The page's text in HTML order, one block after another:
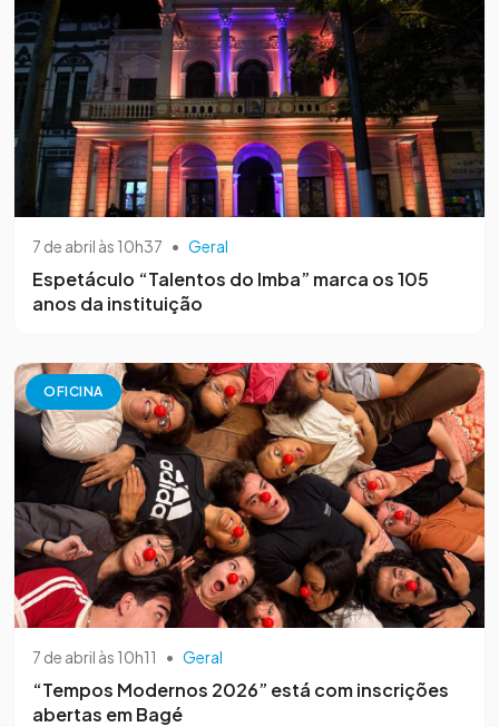
7 de abril às 10h37 • Geral
Espetáculo “Talentos do Imba” marca os 105
anos da instituição
OFICINA
7 de abril às 10h11 • Geral
“Tempos Modernos 2026” está com inscrições
abertas em Bagé